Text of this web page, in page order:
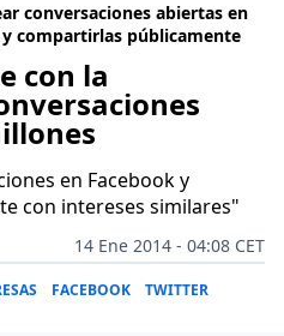
conversaciones abiertas en
compartirlas públicamente
con la
en Facebook y
con intereses similares"
14 Ene 2014 - 04:08 CET
FACEBOOK TWITTER